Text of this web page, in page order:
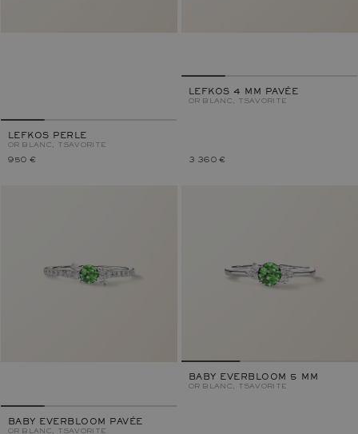
LEFKOS PERLE
OR BLANC, TSAVORITE
950 €
LEFKOS 4 MM PAVÉE
OR BLANC, TSAVORITE
3 360 €
BABY EVERBLOOM PAVÉE
OR BLANC, TSAVORITE
BABY EVERBLOOM 5 MM
OR BLANC, TSAVORITE